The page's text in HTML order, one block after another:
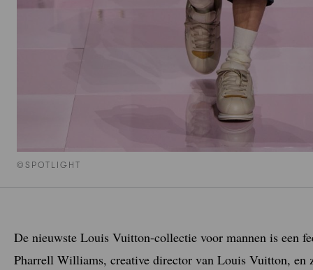
©SPOTLIGHT
De nieuwste Louis Vuitton-collectie voor mannen is een
Pharrell Williams, creative director van Louis Vuitton, en